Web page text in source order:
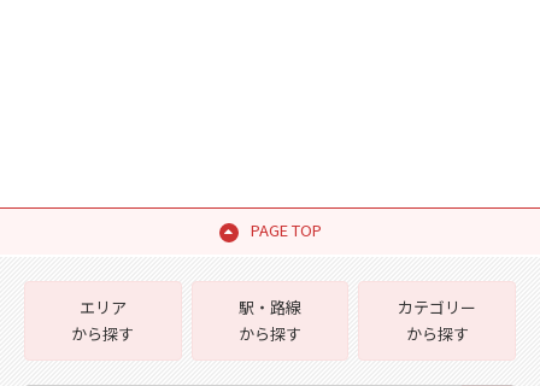
PAGE TOP
エリア
から探す
駅・路線
から探す
カテゴリー
から探す